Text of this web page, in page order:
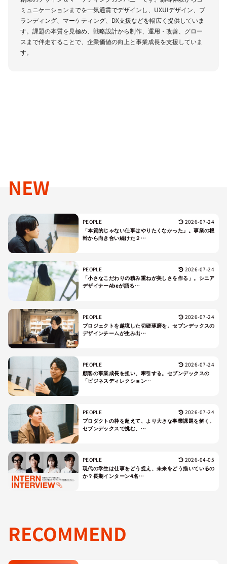
ミュニケーションまでを一気通貫でデザインし、UXUIデザイン、ブ
ランディング、マーケティング、DX支援などを幅広く提供していま
す。課題の本質を見極め、戦略設計から制作、運用・改善、グロー
スまで伴走することで、企業価値の向上と事業成長を支援していま
す。
NEW
PEOPLE
2026-07-24
「本質的じゃない仕事はやりたくなかった」。事業の根
幹から向き合い続けた２…
PEOPLE
2026-07-24
「小さなこだわりの積み重ねが美しさを作る」。シニア
デザイナーAbeが語る…
PEOPLE
2026-07-24
プロジェクトを越境した切磋琢磨を。セブンデックスの
デザインチームが生み出…
PEOPLE
2026-07-24
顧客の事業成長を担い、牽引する。セブンデックスの
「ビジネスディレクション…
PEOPLE
2026-07-24
プロダクトの枠を超えて、より大きな事業課題を解く。
セブンデックスで挑む、…
PEOPLE
2026-04-05
現代の学生は仕事をどう捉え、未来をどう描いているの
か？長期インターン4名…
RECOMMEND